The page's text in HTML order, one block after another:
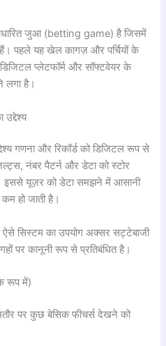
जुआ (betting game) है जिसमें
हैं। पहले यह खेल कागज़ और पर्चियों के
प्लेटफॉर्म और सॉफ्टवेयर के
लगा है।
गणना और रिकॉर्ड को डिजिटल रूप से
नंबर पैटर्न और डेटा को स्टोर
इससे यूज़र को डेटा समझने में आसानी
हो जाती है।
ऐसे सिस्टम का उपयोग अक्सर सट्टेबाजी
पर कानूनी रूप से प्रतिबंधित है।
रूप में)
पर कुछ बेसिक फीचर्स देखने को